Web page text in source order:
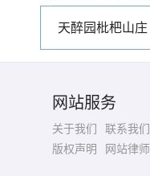
天醉园枇杷山庄
网站服务
关于我们 联系我们
版权声明
网站律师